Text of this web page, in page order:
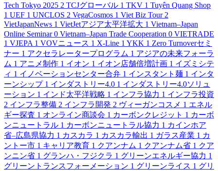
Tech Tokyo 2025 2 TCJグローバル 1 TKV 1 Tuyên Quang Shop
1 UEF 1 UNCLOS 2 VegaCosmos 1 Viet Biz Tour 2
VietJapanNews 1 VietJetアジア太平洋拡大 1 Vietnam–Japan
Online Seminar 0 Vietnam–Japan Trade Cooperation 0 VIETRADE
1 VJEPA 1 VOVニュース 1 X-Line 1 YKK 1 Zero Turnoverセミ
ナー 1 アクセラレータープログラム 1 アジアの未来フォーラ
ム 1 アニメ制作 1 イオン 1 イオン店舗倍増計画 1 イズミシテ
ィ 1 イノベーションセンター合弁 1 インスタント麺 1 インタ
ーンシップ 1 インダストリー4.0 1 インダストリー4.0ソリュ
ーション 1 インド太平洋戦略 1 インフラ協力 1 インフラ投資
2 インフラ整備 2 インフラ開発 2 ヴィーガンコスメ 1 エネル
ギー探査 1 オンライン商談会 1 カーボンクレジット 1 カーボ
ンニュートラル 1 カーボンニュートラル協力 1 カインホア
省–広島県協力 1 カスカラ 1 カスカラ輸出 1 ガラス産業 1 カ
ントー市 1 キャリア教育 1 クアンナム 1 クアンナム省 1 クア
ンニン省 1 グランハ・フジクラ 1 グリーンエネルギー協力 1
グリーントランスフォーメーション 1 グリーンライス 1 グリ